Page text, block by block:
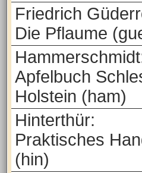
Friedrich
Die Pflaume
Apfelbuch
Holstein (ham)
Hinterthür:
Praktisches
(hin)